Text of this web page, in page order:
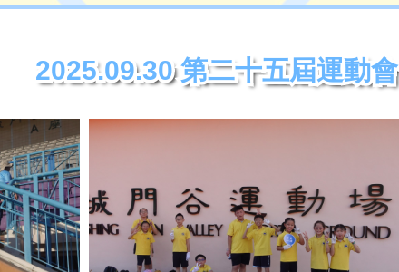
2025.09.30 第二十五屆運動會
2025.09.30 第二十五屆運動會